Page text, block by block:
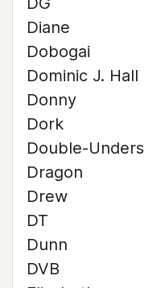
Diane
Dobogai
Dominic J. Hall
Donny
Dork
Double-Unders
Dragon
Drew
DT
Dunn
DVB